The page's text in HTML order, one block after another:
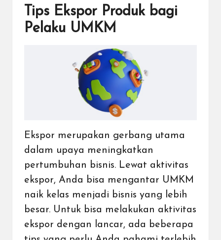
Tips Ekspor Produk bagi
Pelaku UMKM
Ekspor merupakan gerbang utama
dalam upaya meningkatkan
pertumbuhan bisnis. Lewat aktivitas
ekspor, Anda bisa mengantar UMKM
naik kelas menjadi bisnis yang lebih
besar. Untuk bisa melakukan aktivitas
ekspor dengan lancar, ada beberapa